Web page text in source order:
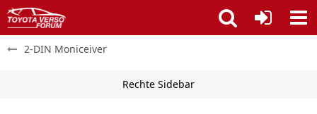
2-DIN Moniceiver